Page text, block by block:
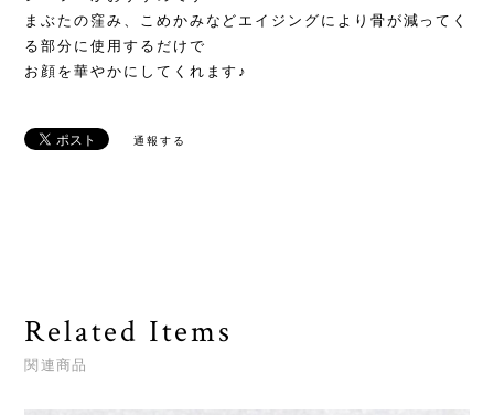
まぶたの窪み、こめかみなどエイジングにより骨が減ってく
る部分に使用するだけで
お顔を華やかにしてくれます♪
通報する
Related Items
関連商品